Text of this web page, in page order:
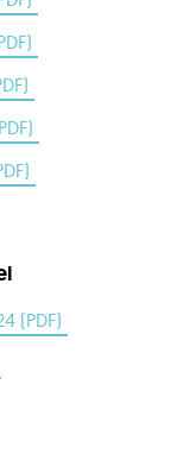
(PDF)